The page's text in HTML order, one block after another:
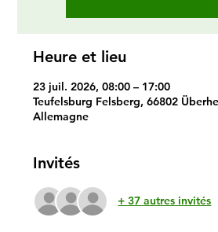
Heure et lieu
23 juil. 2026, 08:00 – 17:00
Teufelsburg Felsberg, 66802
Allemagne
Invités
+ 37 autres invités